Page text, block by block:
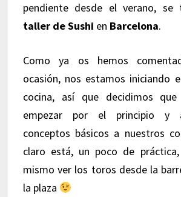
pendiente desde el verano, se
taller de Sushi en Barcelona.
Como ya os hemos
ocasión, nos estamos iniciando
cocina, así que decidimos
empezar por el principio y
conceptos básicos a nuestros
claro está, un poco de
mismo ver los toros desde la
la plaza